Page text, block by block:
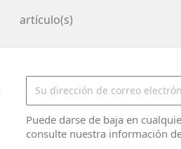
artículo(s)
Puede darse de baja en
consulte nuestra información